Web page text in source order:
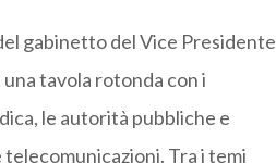
gabinetto del Vice Presidente
tavola rotonda con i
le autorità pubbliche e
Tra i temi